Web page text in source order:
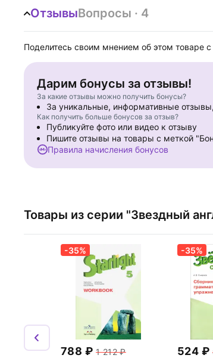
ОтзывыВопросы · 4
Поделитесь своим мнением об этом товаре
Дарим бонусы за отзывы!
За какие отзывы можно получить бонусы?
За уникальные, информативные
Как получить больше бонусов за отзыв?
Публикуйте фото или видео к отзыву
Пишите отзывы на товары с меткой
Правила начисления бонусов
Товары из серии "Звездный
-35%
788
1 212
-35%
524